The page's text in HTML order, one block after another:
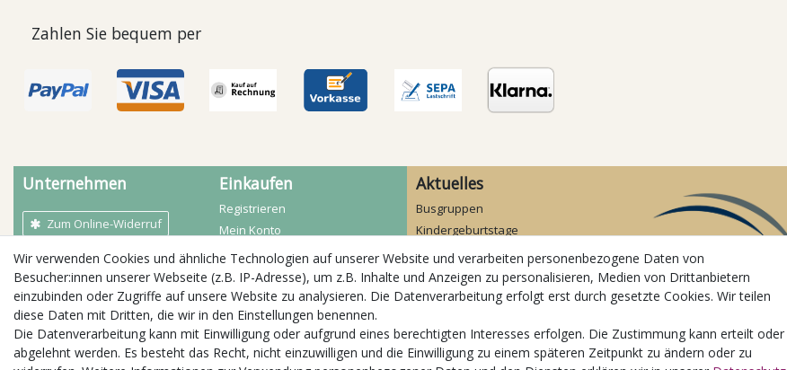
Zahlen Sie bequem per
Unternehmen
Zum Online-Widerruf
AGB
Kontakt
Impressum
Widerrufs­recht
Daten­schutz­erklärung
Einkaufen
Registrieren
Mein Konto
Mein Warenkorb
Zahlarten
Versandbedingungen
Öffnungszeiten
Aktuelles
Busgruppen
Kindergeburtstage
Kindergartenausflug
Schulklassenausflug
Zwillingsrabatt
Wir verwenden Cookies und ähnliche Technologien auf unserer Website und verarbeiten personenbezogene Daten von
Besucher:innen unserer Webseite (z.B. IP-Adresse), um z.B. Inhalte und Anzeigen zu personalisieren, Medien von Drittanbietern
einzubinden oder Zugriffe auf unsere Website zu analysieren. Die Datenverarbeitung erfolgt erst durch gesetzte Cookies. Wir teilen
diese Daten mit Dritten, die wir in den Einstellungen benennen.
Die Datenverarbeitung kann mit Einwilligung oder aufgrund eines berechtigten Interesses erfolgen. Die Zustimmung kann erteilt oder
abgelehnt werden. Es besteht das Recht, nicht einzuwilligen und die Einwilligung zu einem späteren Zeitpunkt zu ändern oder zu